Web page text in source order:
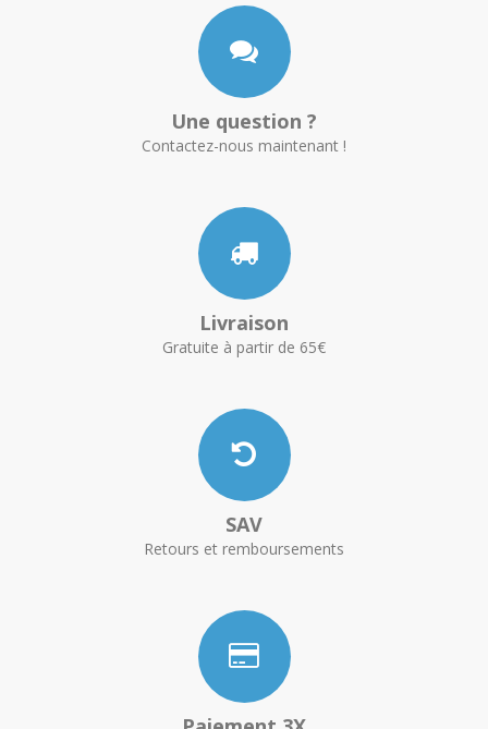
Une question ?
Contactez-nous maintenant !
Livraison
Gratuite à partir de 65€
SAV
Retours et remboursements